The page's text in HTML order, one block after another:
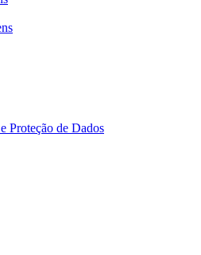
Proteção de Dados